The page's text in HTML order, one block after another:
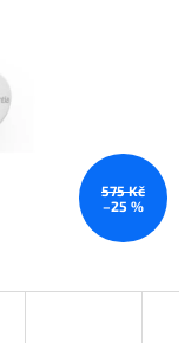
575 Kč
–25 %